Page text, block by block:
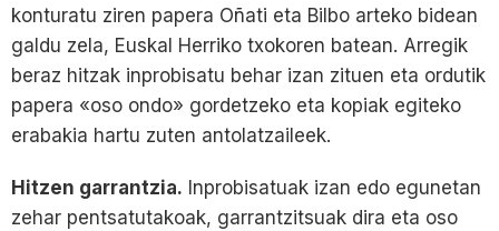
konturatu ziren papera Oñati eta Bilbo arteko bidean
galdu zela, Euskal Herriko txokoren batean. Arregik
beraz hitzak inprobisatu behar izan zituen eta ordutik
papera «oso ondo» gordetzeko eta kopiak egiteko
erabakia hartu zuten antolatzaileek.
Hitzen garrantzia. Inprobisatuak izan edo egunetan
zehar pentsatutakoak, garrantzitsuak dira eta oso